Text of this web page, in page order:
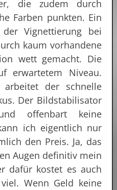
die zudem durch
Farben punkten. Ein
Vignettierung bei
kaum vorhandene
wett gemacht. Die
erwartetem Niveau.
arbeitet der schnelle
Der Bildstabilisator
offenbart keine
ich eigentlich nur
den Preis. Ja, das
Augen definitiv mein
dafür kostet es auch
Wenn Geld keine